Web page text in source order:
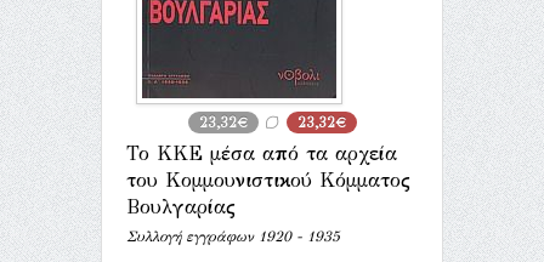
23,32€ 23,32€
Το ΚΚΕ μέσα από τα αρχεία
του Κομμουνιστικού Κόμματος
Βουλγαρίας
Συλλογή εγγράφων 1920 - 1935